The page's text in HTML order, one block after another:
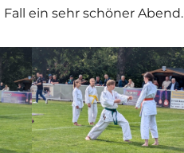
ein sehr schöner Abend.